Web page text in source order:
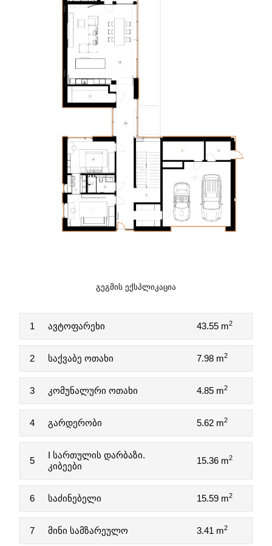
ᲒᲔᲒᲛᲘᲡ ᲔᲥᲡᲞᲚᲘᲙᲐᲪᲘᲐ
1 ავტოფარეხი 43.55 m2
2 საქვაბე ოთახი 7.98 m2
3 კომუნალური ოთახი 4.85 m2
4 გარდერობი 5.62 m2
5
I სართულის დარბაზი.
კიბეები
15.36 m2
6 საძინებელი 15.59 m2
7 მინი სამზარეულო 3.41 m2